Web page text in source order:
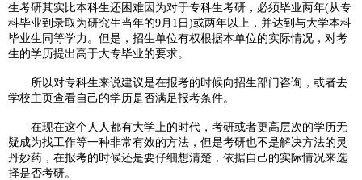
生考研其实比本科生还困难因为对于专科生考研，必须毕业两年(从专
科毕业到录取为研究生当年的9月1日)或两年以上，并达到与大学本科
毕业生同等学力。但是，招生单位有权根据本单位的实际情况，对考
生的学历提出高于大专毕业的要求。
所以对专科生来说建议是在报考的时候向招生部门咨询，或者去
学校主页查看自己的学历是否满足报考条件。
在现在这个人人都有大学上的时代，考研或者更高层次的学历无
疑成为找工作等一种非常有效的方法，但是考研也不是解决方法的灵
丹妙药，在报考的时候还是要仔细想清楚，依据自己的实际情况来选
择是否考研。